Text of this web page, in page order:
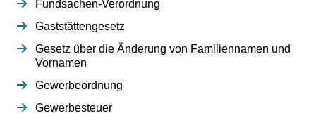
Fundsachen-Verordnung
Gaststättengesetz
Gesetz über die Änderung von Familiennamen und
Vornamen
Gewerbeordnung
Gewerbesteuer